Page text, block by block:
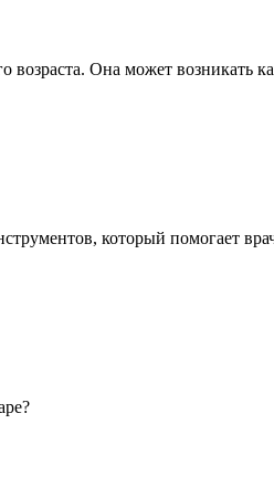
Она может возникать
который помогает